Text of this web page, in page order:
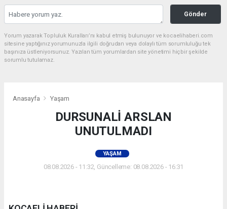
Gönder
Yorum yazarak Topluluk Kuralları’nı kabul etmiş bulunuyor ve kocaelihaberi.com
sitesine yaptığınız yorumunuzla ilgili doğrudan veya dolaylı tüm sorumluluğu tek
başınıza üstleniyorsunuz. Yazılan tüm yorumlardan site yönetimi hiçbir şekilde
sorumlu tutulamaz.
Anasayfa Yaşam
DURSUNALİ ARSLAN
UNUTULMADI
YAŞAM
08.08.2026 - 11:32, Güncelleme: 08.08.2026 - 16:31